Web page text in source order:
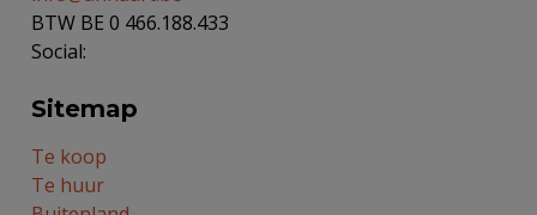
BTW BE 0 466.188.433
Social:
Sitemap
Te koop
Te huur